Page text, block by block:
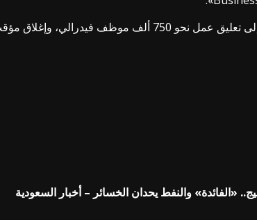
مؤقت للعديد من المكاتب والبرامج الحكومية.
«الفائدة» والنفط يحدان الخسائر – أخبار السعودية